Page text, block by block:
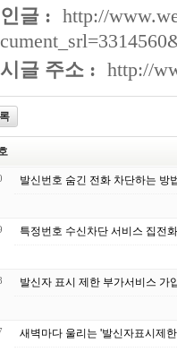
글 : http://
글 주소 : http://
발신번호 숨긴 전화 차단하는 방
특정번호 수신
발신자 표시 제한 부가서비스 가
새벽마다 울리는 '발신자표시제